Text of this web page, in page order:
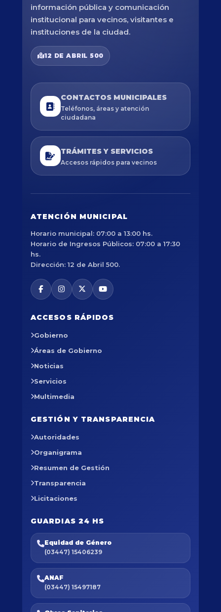
información pública y comunicación
institucional para vecinos, visitantes e
instituciones de la ciudad.
12 DE ABRIL 500
CONTACTOS MUNICIPALES
Teléfonos, áreas y atención
ciudadana
TRÁMITES Y SERVICIOS
Accesos rápidos para vecinos
ATENCIÓN MUNICIPAL
Horario municipal: 07:00 a 13:00 hs.
Horario de Ingresos Públicos: 07:00 a 17:30
hs.
Dirección: 12 de Abril 500.
ACCESOS RÁPIDOS
Gobierno
Áreas de Gobierno
Noticias
Servicios
Multimedia
GESTIÓN Y TRANSPARENCIA
Autoridades
Organigrama
Resumen de Gestión
Transparencia
Licitaciones
GUARDIAS 24 HS
Equidad de Género
(03447) 15406239
ANAF
(03447) 15497187